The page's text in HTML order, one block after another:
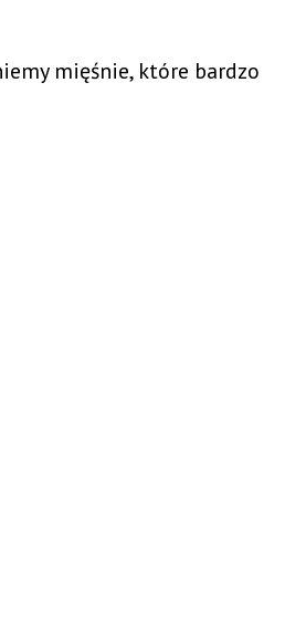
mięśnie, które bardzo